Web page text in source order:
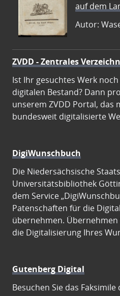
auf dem
Autor:
ZVDD - Zentrales
Ist Ihr gesuchtes Werk
digitalen Bestand? Dann
unserem ZVDD Portal, das
bundesweit digitalisierte
DigiWunschbuch
Die Niedersächsische
Universitätsbibliothek
dem Service
Patenschaften für die
übernehmen.
die Digitalisierung Ihres
Gutenberg Digital
Besuchen Sie das